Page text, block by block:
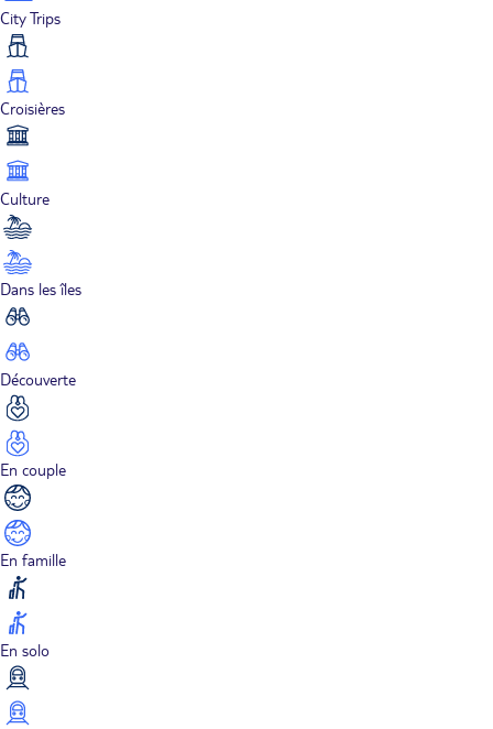
City Trips
Croisières
Culture
Dans les îles
Découverte
En couple
En famille
En solo